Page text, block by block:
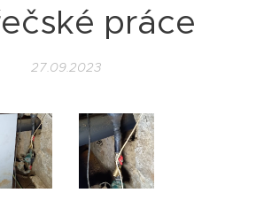
práce
27.09.2023